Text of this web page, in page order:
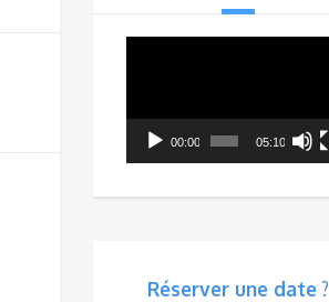
00:00 05:10
Réserver une date?